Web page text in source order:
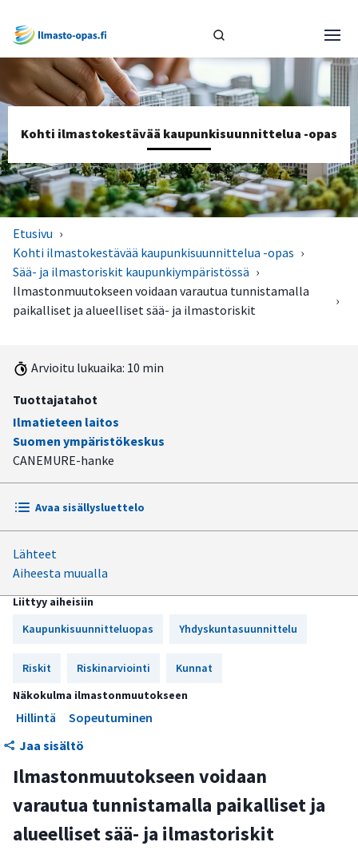
Kohti ilmastokestävää kaupunkisuunnittelua -opas
Etusivu ›
Kohti ilmastokestävää kaupunkisuunnittelua -opas ›
Sää- ja ilmastoriskit kaupunkiympäristössä ›
Ilmastonmuutokseen voidaan varautua tunnistamalla
paikalliset ja alueelliset sää- ja ilmastoriskit
›
Arvioitu lukuaika: 10 min
Tuottajatahot
Ilmatieteen laitos
Suomen ympäristökeskus
CANEMURE-hanke
Avaa sisällysluettelo
Sää- ja ilmastoriskien mahdollisuuksiin vaikuttavat useat
tekijät
Kaupunkisuunnittelu on osa sää- ja ilmastoriskien
hallintaa
ilmastoriskejä
hallintaan ja arviointiin
ilmastoriskien arviointi
Lähteet
Aiheesta muualla
Liittyy aiheisiin
Kaupunkisuunnitteluopas
Yhdyskuntasuunnittelu
Riskit Riskinarviointi
Kunnat
Näkokulma ilmastonmuutokseen
Hillintä
Sopeutuminen
Jaa sisältö
Ilmastonmuutokseen voidaan
varautua tunnistamalla paikalliset ja
alueelliset sää- ja ilmastoriskit